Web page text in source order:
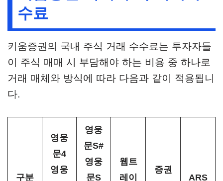
수료
키움증권의 국내 주식 거래 수수료는 투자자들
이 주식 매매 시 부담해야 하는 비용 중 하나로
거래 매체와 방식에 따라 다음과 같이 적용됩니
다.
구분
영웅
문4
영웅
영웅
문S#
영웅
문S
웹트
레이
증권
ARS